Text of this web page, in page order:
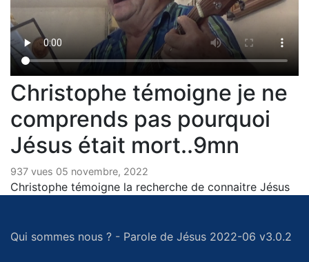
Christophe témoigne je ne
comprends pas pourquoi
Jésus était mort..9mn
937 vues 05 novembre, 2022
Christophe témoigne la recherche de connaitre Jésus
Qui sommes nous ? - Parole de Jésus 2022-06 v3.0.2